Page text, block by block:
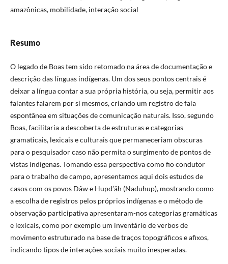
amazônicas, mobilidade, interação social
Resumo
O legado de Boas tem sido retomado na área de documentação e
descrição das línguas indígenas. Um dos seus pontos centrais é
deixar a língua contar a sua própria história, ou seja, permitir aos
falantes falarem por si mesmos, criando um registro de fala
espontânea em situações de comunicação naturais. Isso, segundo
Boas, facilitaria a descoberta de estruturas e categorias
gramaticais, lexicais e culturais que permaneceriam obscuras
para o pesquisador caso não permita o surgimento de pontos de
vistas indígenas. Tomando essa perspectiva como fio condutor
para o trabalho de campo, apresentamos aqui dois estudos de
casos com os povos Dâw e Hupd’äh (Naduhup), mostrando como
a escolha de registros pelos próprios indígenas e o método de
observação participativa apresentaram-nos categorias gramáticas
e lexicais, como por exemplo um inventário de verbos de
movimento estruturado na base de traços topográficos e afixos,
indicando tipos de interações sociais muito inesperadas.